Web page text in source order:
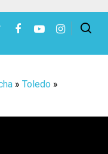
» Toledo »